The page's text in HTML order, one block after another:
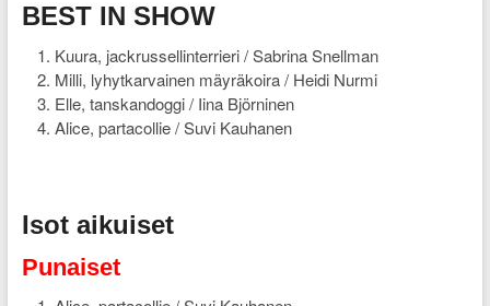
BEST IN SHOW
Kuura, jackrussellinterrieri / Sabrina Snellman
Milli, lyhytkarvainen mäyräkoira / Heidi Nurmi
Elle, tanskandoggi / Iina Björninen
Alice, partacollie / Suvi Kauhanen
Isot aikuiset
Punaiset